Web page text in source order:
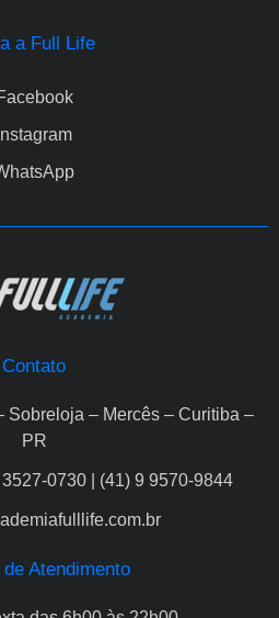
a Full Life
Instagram
Contato
Sobreloja – Mercês – Curitiba –
PR
0730 | (41) 9 9570-9844
de Atendimento